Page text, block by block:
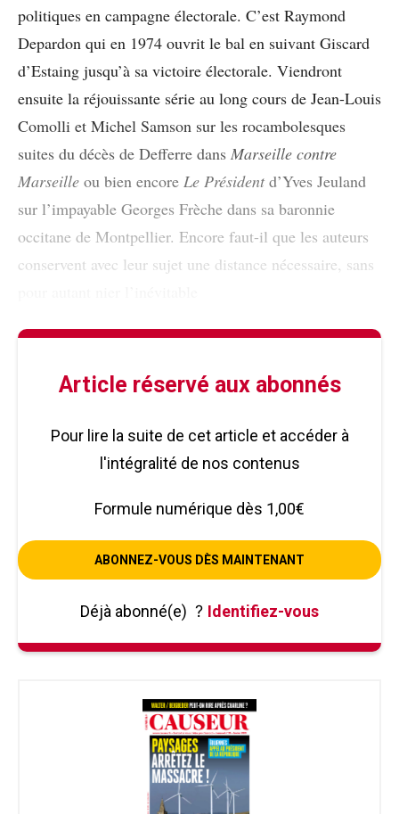
politiques en campagne électorale. C’est Raymond
Depardon qui en 1974 ouvrit le bal en suivant Giscard
d’Estaing jusqu’à sa victoire électorale. Viendront
ensuite la réjouissante série au long cours de Jean-Louis
Comolli et Michel Samson sur les rocambolesques
suites du décès de Defferre dans Marseille contre
Marseille ou bien encore Le Présidentd’Yves Jeuland
sur l’impayable Georges Frèche dans sa baronnie
occitane de Montpellier. Encore faut-il que les auteurs
conservent avec leur sujet une distance nécessaire, sans
Article réservé aux abonnés
Pour lire la suite de cet article et accéder à
l'intégralité de nos contenus
Formule numérique dès 1,00€
ABONNEZ-VOUS DÈS MAINTENANT
Déjà abonné(e) ? Identifiez-vous